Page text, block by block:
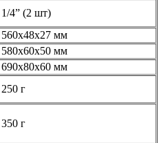
1/4” (2 шт)
560х48х27 мм
580х60х50 мм
690х80х60 мм
250 г
350 г